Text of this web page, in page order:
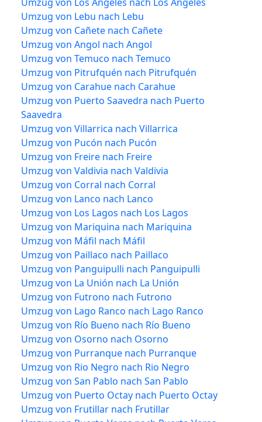
Umzug von Lebu nach Lebu
Umzug von Cañete nach Cañete
Umzug von Angol nach Angol
Umzug von Temuco nach Temuco
Umzug von Pitrufquén nach Pitrufquén
Umzug von Carahue nach Carahue
Umzug von Puerto Saavedra nach Puerto
Saavedra
Umzug von Villarrica nach Villarrica
Umzug von Pucón nach Pucón
Umzug von Freire nach Freire
Umzug von Valdivia nach Valdivia
Umzug von Corral nach Corral
Umzug von Lanco nach Lanco
Umzug von Los Lagos nach Los Lagos
Umzug von Mariquina nach Mariquina
Umzug von Máfil nach Máfil
Umzug von Paillaco nach Paillaco
Umzug von Panguipulli nach Panguipulli
Umzug von La Unión nach La Unión
Umzug von Futrono nach Futrono
Umzug von Lago Ranco nach Lago Ranco
Umzug von Río Bueno nach Río Bueno
Umzug von Osorno nach Osorno
Umzug von Purranque nach Purranque
Umzug von Rio Negro nach Rio Negro
Umzug von San Pablo nach San Pablo
Umzug von Puerto Octay nach Puerto Octay
Umzug von Frutillar nach Frutillar